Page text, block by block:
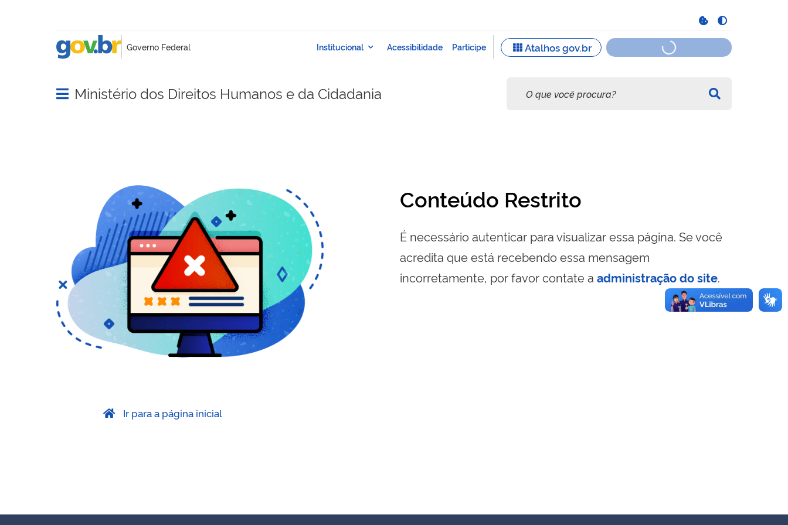
Abrir menu principal de navegação
Ministério dos Direitos Humanos e da Cidadania
Conteúdo Restrito
É necessário autenticar para visualizar essa página. Se você
acredita que está recebendo essa mensagem
incorretamente, por favor contate a administração do site.
Ir para a página inicial